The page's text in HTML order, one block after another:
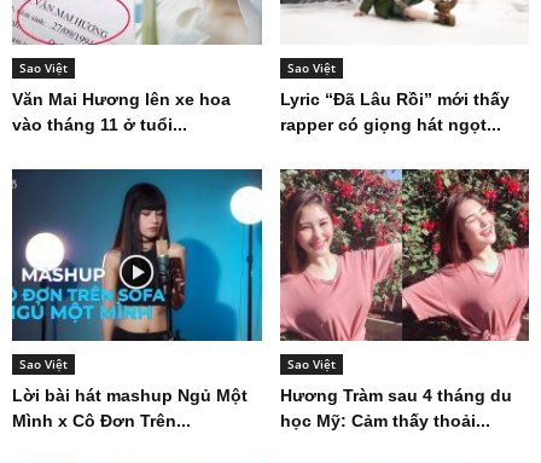
Sao Việt
Văn Mai Hương lên xe hoa
vào tháng 11 ở tuổi...
Sao Việt
Lyric “Đã Lâu Rồi” mới thấy
rapper có giọng hát ngọt...
Sao Việt
Lời bài hát mashup Ngủ Một
Mình x Cô Đơn Trên...
Sao Việt
Hương Tràm sau 4 tháng du
học Mỹ: Cảm thấy thoải...